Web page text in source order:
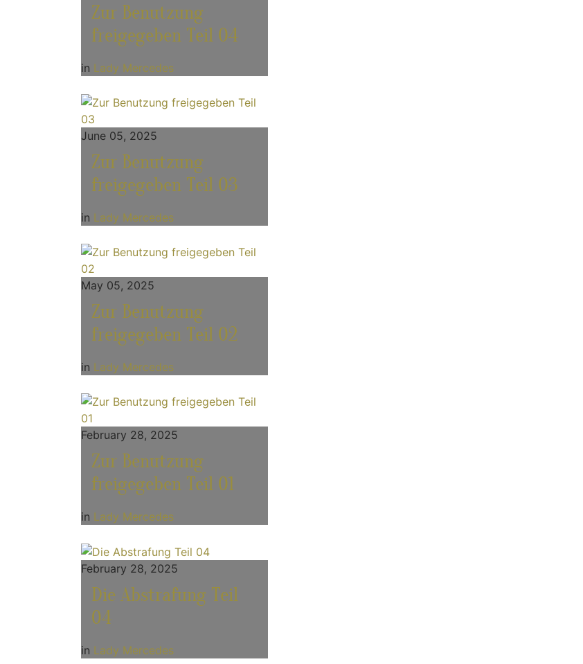
Zur Benutzung
freigegeben Teil 04
in Lady Mercedes
June 05, 2025
Zur Benutzung
freigegeben Teil 03
in Lady Mercedes
May 05, 2025
Zur Benutzung
freigegeben Teil 02
in Lady Mercedes
February 28, 2025
Zur Benutzung
freigegeben Teil 01
in Lady Mercedes
February 28, 2025
Die Abstrafung Teil
04
in Lady Mercedes